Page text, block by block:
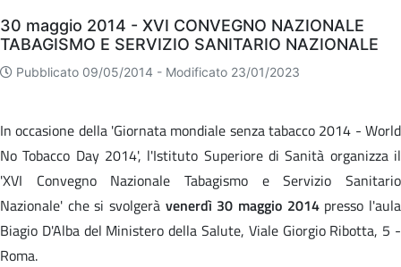
Eventi
30 maggio 2014 - XVI CONVEGNO NAZIONALE
TABAGISMO E SERVIZIO SANITARIO NAZIONALE
Pubblicato 09/05/2014 - Modificato 23/01/2023
In occasione della 'Giornata mondiale senza tabacco 2014 - World
No Tobacco Day 2014', l'Istituto Superiore di Sanità organizza il
'XVI Convegno Nazionale Tabagismo e Servizio Sanitario
Nazionale' che si svolgerà venerdì 30 maggio 2014presso l'aula
Biagio D'Alba del Ministero della Salute, Viale Giorgio Ribotta, 5 -
Roma.